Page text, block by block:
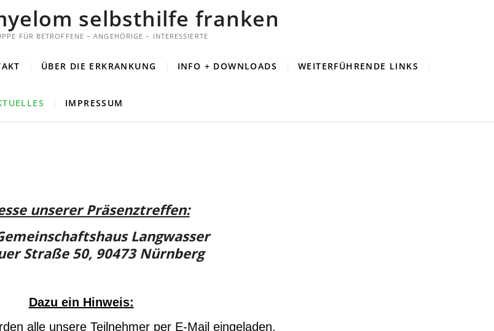
selbsthilfe franken
FÜR BETROFFENE – ANGEHÖRIGE – INTERESSIERTE
ÜBER DIE ERKRANKUNG INFO + DOWNLOADS WEITERFÜHRENDE LINKS
IMPRESSUM
unserer Präsenztreffen:
Langwasser
Straße 50, 90473 Nürnberg
Dazu ein Hinweis:
alle unsere Teilnehmer per E-Mail eingeladen.